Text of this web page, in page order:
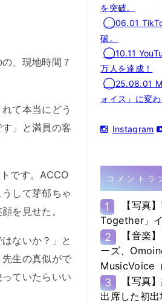
、現地時間７
て本当にどう
」と満員の客
です。ACCO
して芽郁ちゃ
を見せた。
ないか？」と
生の真似がで
ていたらいい
を突破。
◯06.01
破。
◯10.11
万人を達成！
◯25.08.01
ォイス」に変わ
Instagram
コメントラ
1
【写真
Together」
2
【音楽
ーズ、
MusicVoice
3
【写真
出席した初出